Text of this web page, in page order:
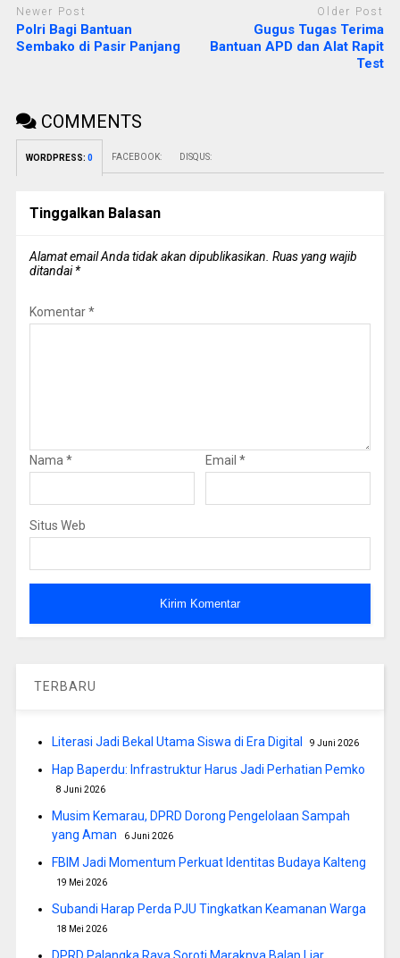
Newer Post
Polri Bagi Bantuan
Sembako di Pasir Panjang
Older Post
Gugus Tugas Terima
Bantuan APD dan Alat Rapit
Test
COMMENTS
WORDPRESS: 0 FACEBOOK: DISQUS:
Tinggalkan Balasan
Alamat email Anda tidak akan dipublikasikan. Ruas yang wajib
ditandai*
Komentar*
Nama* Email *
Situs Web
TERBARU
Literasi Jadi Bekal Utama Siswa di Era Digital 9 Juni 2026
Hap Baperdu: Infrastruktur Harus Jadi Perhatian Pemko
8 Juni 2026
Musim Kemarau, DPRD Dorong Pengelolaan Sampah
yang Aman
6 Juni 2026
FBIM Jadi Momentum Perkuat Identitas Budaya Kalteng
19 Mei 2026
Subandi Harap Perda PJU Tingkatkan Keamanan Warga
18 Mei 2026